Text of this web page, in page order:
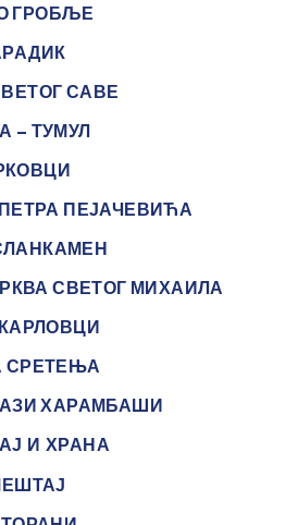
ГРОБЉЕ
САВЕ
– ТУМУЛ
ПЕЈАЧЕВИЋА
СВЕТОГ МИХАИЛА
СРЕТЕЊА
ХАРАМБАШИ
И ХРАНА